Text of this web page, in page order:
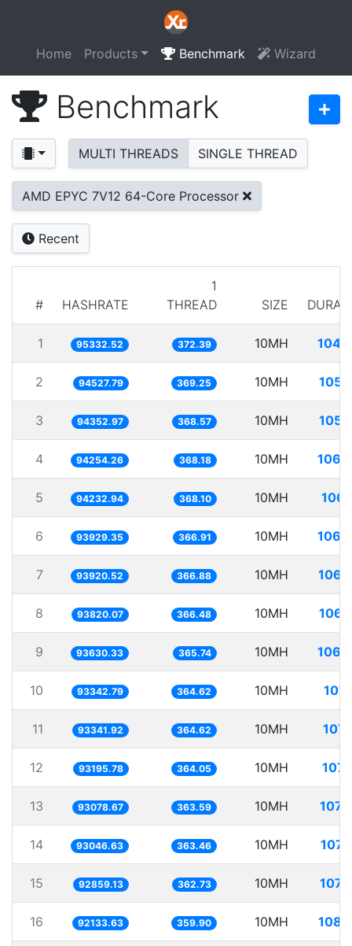
Home Products Benchmark Wizard
Benchmark
MULTI THREADS SINGLE THREAD
AMD EPYC 7V12 64-Core Processor
Recent
# HASHRATE
1
THREAD
SIZE
1 95332.52 372.39 10MH
2 94527.79 369.25 10MH
3 94352.97 368.57 10MH
4 94254.26 368.18 10MH
5 94232.94 368.10 10MH
6 93929.35 366.91 10MH
7 93920.52 366.88 10MH
8 93820.07 366.48 10MH
9 93630.33 365.74 10MH
10 93342.79 364.62 10MH
11 93341.92 364.62 10MH
12 93195.78 364.05 10MH
13 93078.67 363.59 10MH
14 93046.63 363.46 10MH
15 92859.13 362.73 10MH
16 92133.63 359.90 10MH